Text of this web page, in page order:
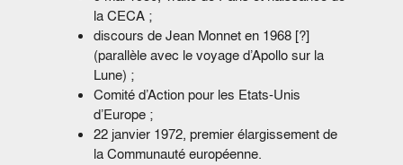
la CECA ;
discours de Jean Monnet en 1968 [?]
(parallèle avec le voyage d’Apollo sur la
Lune) ;
Comité d’Action pour les Etats-Unis
d’Europe ;
22 janvier 1972, premier élargissement de
la Communauté européenne.